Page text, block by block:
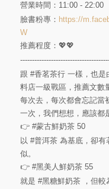
營業時間：11:00 - 22:00
臉書粉專： https://
W
推薦程度：💖💖
跟 #香茗茶行一樣，也是
料店一級戰區，推薦文數
每次去，每次都會忘記當
一次，我們想想，應該都
👉 #蒙古鮮奶茶50
以 #普洱茶為基底，卻有
似。
👉 #黑美人鮮奶茶55
就是 #黑糖鮮奶茶，但較